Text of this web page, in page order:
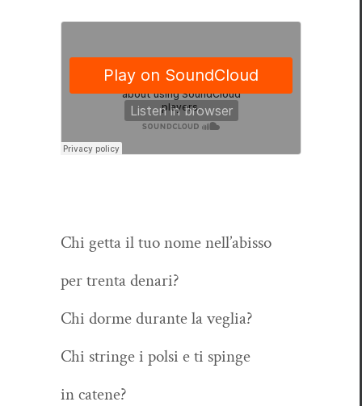
Chi get­ta il tuo nome nell’abisso
per trenta denari?
Chi dorme durante la veglia?
Chi stringe i pol­si e ti spinge
in catene?